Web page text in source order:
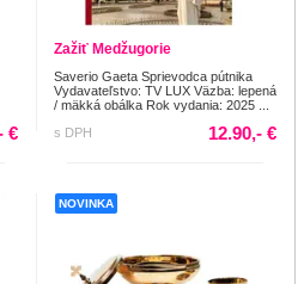
€
Zažiť Medžugorie
Saverio Gaeta Sprievodca pútnika
Vydavateľstvo: TV LUX Väzba: lepená
/ mäkká obálka Rok vydania: 2025 ...
s DPH
12.90,- €
NOVINKA